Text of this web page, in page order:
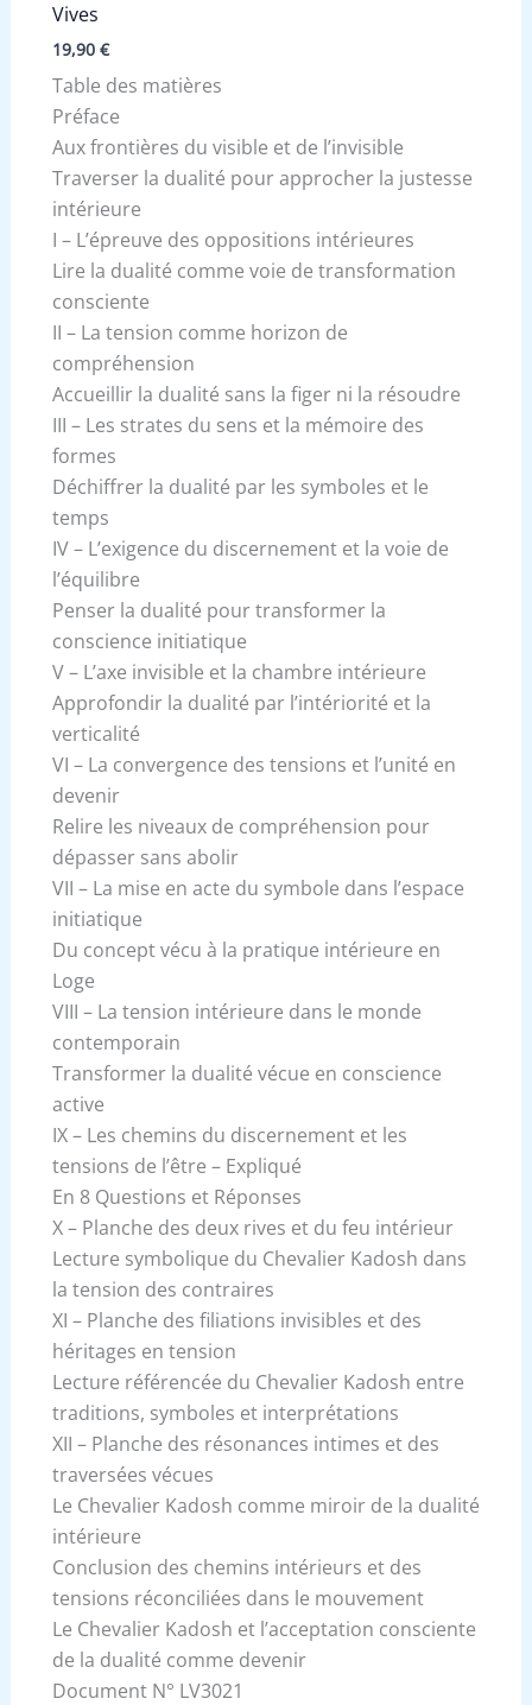
Vives
19,90 €
Table des matières
Préface
Aux frontières du visible et de l’invisible
Traverser la dualité pour approcher la justesse
intérieure
I – L’épreuve des oppositions intérieures
Lire la dualité comme voie de transformation
consciente
II – La tension comme horizon de
compréhension
Accueillir la dualité sans la figer ni la résoudre
III – Les strates du sens et la mémoire des
formes
Déchiffrer la dualité par les symboles et le
temps
IV – L’exigence du discernement et la voie de
l’équilibre
Penser la dualité pour transformer la
conscience initiatique
V – L’axe invisible et la chambre intérieure
Approfondir la dualité par l’intériorité et la
verticalité
VI – La convergence des tensions et l’unité en
devenir
Relire les niveaux de compréhension pour
dépasser sans abolir
VII – La mise en acte du symbole dans l’espace
initiatique
Du concept vécu à la pratique intérieure en
Loge
VIII – La tension intérieure dans le monde
contemporain
Transformer la dualité vécue en conscience
active
IX – Les chemins du discernement et les
tensions de l’être – Expliqué
En 8 Questions et Réponses
X – Planche des deux rives et du feu intérieur
Lecture symbolique du Chevalier Kadosh dans
la tension des contraires
XI – Planche des filiations invisibles et des
héritages en tension
Lecture référencée du Chevalier Kadosh entre
traditions, symboles et interprétations
XII – Planche des résonances intimes et des
traversées vécues
Le Chevalier Kadosh comme miroir de la dualité
intérieure
Conclusion des chemins intérieurs et des
tensions réconciliées dans le mouvement
Le Chevalier Kadosh et l’acceptation consciente
de la dualité comme devenir
Document N° LV3021